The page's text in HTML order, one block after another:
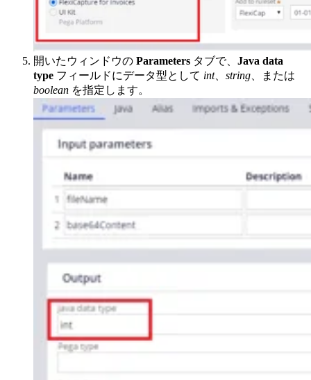
開いたウィンドウの Parameters タブで、 Java data
type フィールドにデータ型として int、 string 、または
boolean を指定します。